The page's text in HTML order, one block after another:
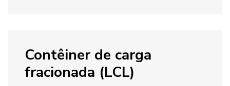
Contêiner de carga
fracionada (LCL)